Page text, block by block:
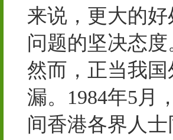
来说，更大的
问题的坚决态度
然而，正当我
漏。1984年5月
间香港各界人